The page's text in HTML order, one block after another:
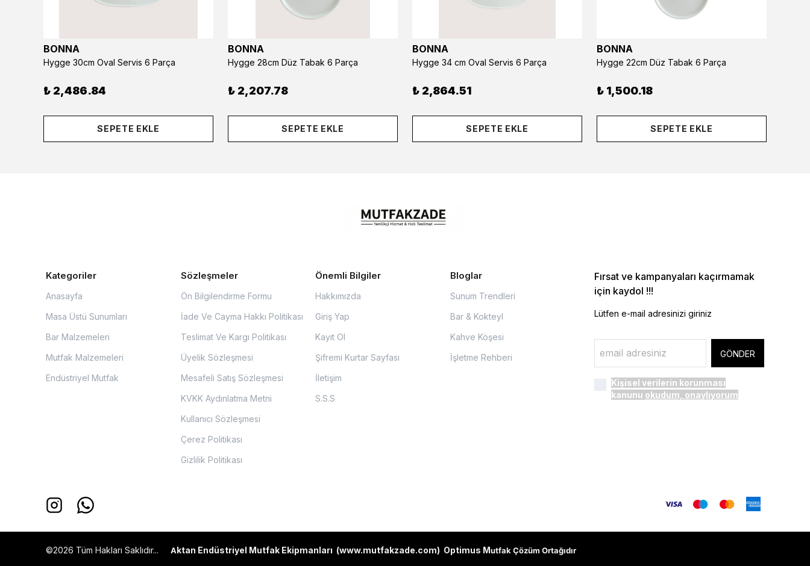
BONNA
Hygge 30cm Oval Servis 6 Parça
₺ 2,486.84
SEPETE EKLE
BONNA
Hygge 28cm Düz Tabak 6 Parça
₺ 2,207.78
SEPETE EKLE
BONNA
Hygge 34 cm Oval Servis 6 Parça
₺ 2,864.51
SEPETE EKLE
BONNA
Hygge 22cm Düz Tabak 6 Parça
₺ 1,500.18
SEPETE EKLE
Kategoriler
Anasayfa
Masa Üstü Sunumları
Bar Malzemeleri
Mutfak Malzemeleri
Endüstriyel Mutfak
Sözleşmeler
Ön Bilgilendirme Formu
İade Ve Cayma Hakkı Politikası
Teslimat Ve Kargı Politikası
Üyelik Sözleşmesi
Mesafeli Satış Sözleşmesi
KVKK Aydınlatma Metni
Kullanıcı Sözleşmesi
Çerez Politikası
Gizlilik Politikası
Önemli Bilgiler
Hakkımızda
Giriş Yap
Kayıt Ol
Şifremi Kurtar Sayfası
İletişim
S.S.S
Bloglar
Sunum Trendleri
Bar & Kokteyl
Kahve Köşesi
İşletme Rehberi
Fırsat ve kampanyaları kaçırmamak
için kaydol !!!
Lütfen e-mail adresinizi giriniz
GÖNDER
Kişisel verilerin korunması
kanunu okudum, onaylıyorum
©2026 Tüm Hakları Saklıdır... Aktan Endüstriyel Mutfak Ekipmanları (www.mutfakzade.com) Optimus Mutfak Çözüm Ortağıdır